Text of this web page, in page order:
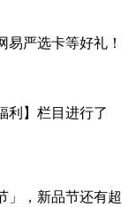
易严选卡等好礼！
利】栏目进行了
」，新品节还有超